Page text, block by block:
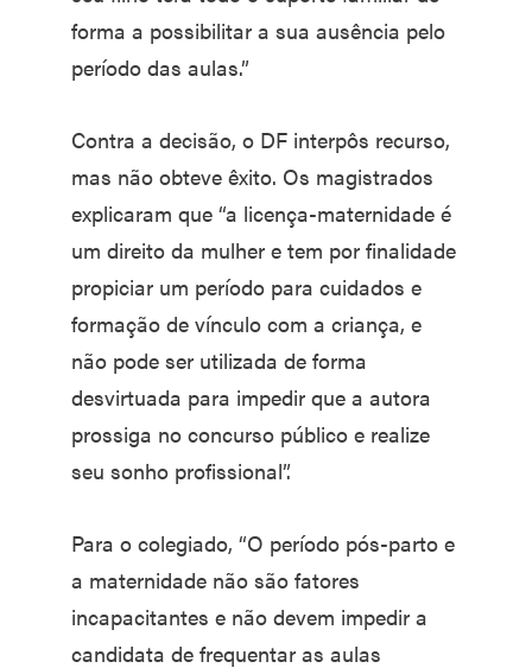
forma a possibilitar a sua ausência pelo
período das aulas.”
Contra a decisão, o DF interpôs recurso,
mas não obteve êxito. Os magistrados
explicaram que “a licença-maternidade é
um direito da mulher e tem por finalidade
propiciar um período para cuidados e
formação de vínculo com a criança, e
não pode ser utilizada de forma
desvirtuada para impedir que a autora
prossiga no concurso público e realize
seu sonho profissional”.
Para o colegiado, “O período pós-parto e
a maternidade não são fatores
incapacitantes e não devem impedir a
candidata de frequentar as aulas